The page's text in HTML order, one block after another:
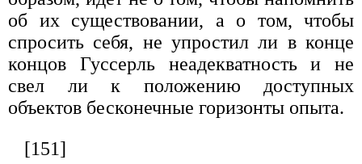
об их существовании, а о том, чтобы
спросить себя, не упростил ли в конце
концов Гуссерль неадекватность и не
свел ли к положению доступных
объектов бесконечные горизонты опыта.
[151]